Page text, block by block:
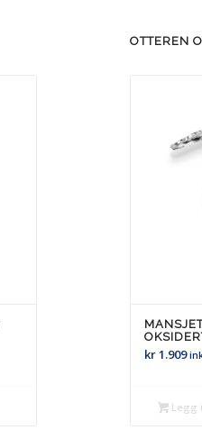
OTTEREN
kr1.909
Legg